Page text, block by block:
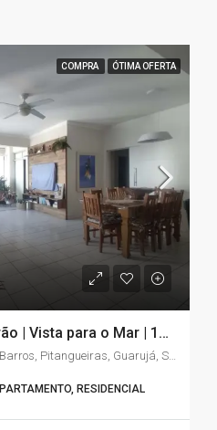
COMPRA ÓTIMA OFERTA
Apartamento Alto Padrão | Vista para o Mar | 110m² | 3 Quartos (2 Suítes) | Astúrias – Guarujá/SP
Avenida General Monteiro de Barros, Pitangueiras, Guarujá, São Paulo, Região Sudeste, 11420-140, Brasil
RESIDENCIAL